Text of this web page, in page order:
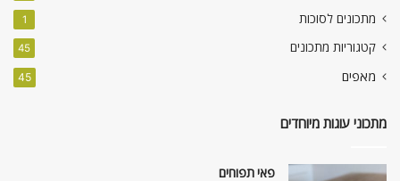
מתכונים לסוכות 1
קטגוריות מתכונים 45
מאפים 45
מתכוני עוגות מיוחדים
פאי תפוחים